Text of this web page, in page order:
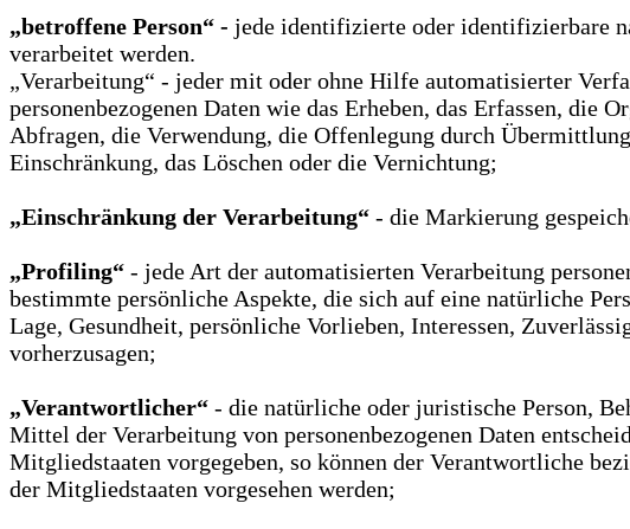
„betroffene Person“ - jede identifizierte oder identifizierbare
verarbeitet werden.
„Verarbeitung“ - jeder mit oder ohne Hilfe automatisierter
personenbezogenen Daten wie das Erheben, das Erfassen, die
Abfragen, die Verwendung, die Offenlegung durch
Einschränkung, das Löschen oder die Vernichtung;
„Einschränkung der Verarbeitung“ - die Markierung
„Profiling“ - jede Art der automatisierten Verarbeitung
bestimmte persönliche Aspekte, die sich auf eine natürliche
Lage, Gesundheit, persönliche Vorlieben, Interessen,
vorherzusagen;
„Verantwortlicher“ - die natürliche oder juristische Person,
Mittel der Verarbeitung von personenbezogenen Daten
Mitgliedstaaten vorgegeben, so können der Verantwortliche
der Mitgliedstaaten vorgesehen werden;